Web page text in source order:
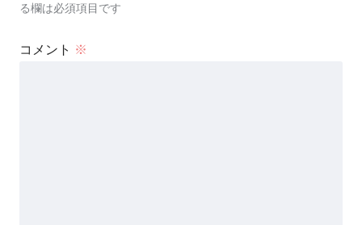
る欄は必須項目です
コメント ※